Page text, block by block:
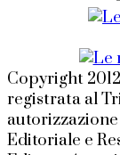
Copyright
registrata al
Editoriale e